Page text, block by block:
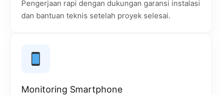
Pengerjaan rapi dengan dukungan garansi instalasi
dan bantuan teknis setelah proyek selesai.
Monitoring Smartphone